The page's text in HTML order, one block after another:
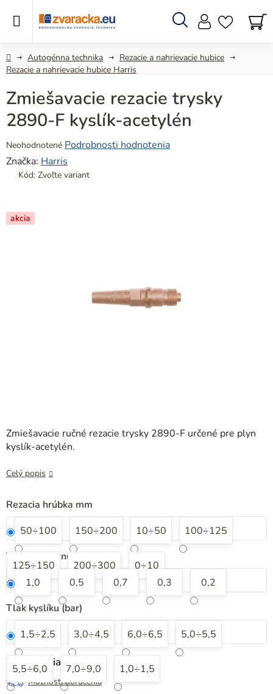
Hľadať
DomovAutogénna technika
Rezacie a nahrievacie hubice
Rezacie a nahrievacie hubice Harris
Zmiešavacie ručné rezacie trysky 2890-F určené pre plyn
kyslík-acetylén.
Celý popis
Rezacia hrúbka mm
50÷100
150÷200 10÷50 100÷125
125÷150 200÷300 0÷10
Tlak acetylénu (bar)
1,0
0,5 0,7 0,3
0,2
Tlak kyslíku (bar)
1,5÷2,5
3,0÷4,5 6,0÷6,5 5,0÷5,5
5,5÷6,0 7,0÷9,0 1,0÷1,5
Zvoľte variant
Možnosti doručenia
Zmiešavacie rezacie trysky
2890-F kyslík-acetylén
Priemerné
hodnotenie
produktu
z
5
Neohodnotené Podrobnosti hodnotenia
Značka: Harris
Kód: Zvoľte variant
akcia